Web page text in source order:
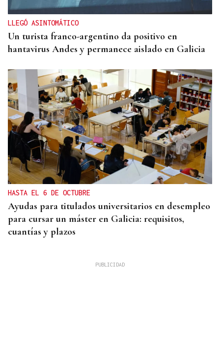
LLEGÓ ASINTOMÁTICO
Un turista franco-argentino da positivo en
hantavirus Andes y permanece aislado en Galicia
HASTA EL 6 DE OCTUBRE
Ayudas para titulados universitarios en desempleo
para cursar un máster en Galicia: requisitos,
cuantías y plazos